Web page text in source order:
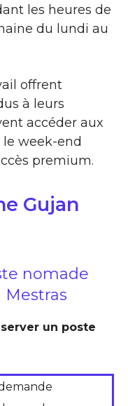
les heures de
du lundi au
offrent
à leurs
accéder aux
week-end
premium.
Gujan
nomade
Mestras
un poste